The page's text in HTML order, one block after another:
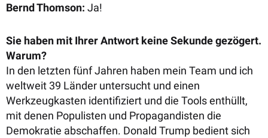
Bernd Thomson: Ja!
Sie haben mit Ihrer Antwort keine Sekunde gezögert.
Warum?
In den letzten fünf Jahren haben mein Team und ich
weltweit 39 Länder untersucht und einen
Werkzeugkasten identifiziert und die Tools enthüllt,
mit denen Populisten und Propagandisten die
Demokratie abschaffen. Donald Trump bedient sich